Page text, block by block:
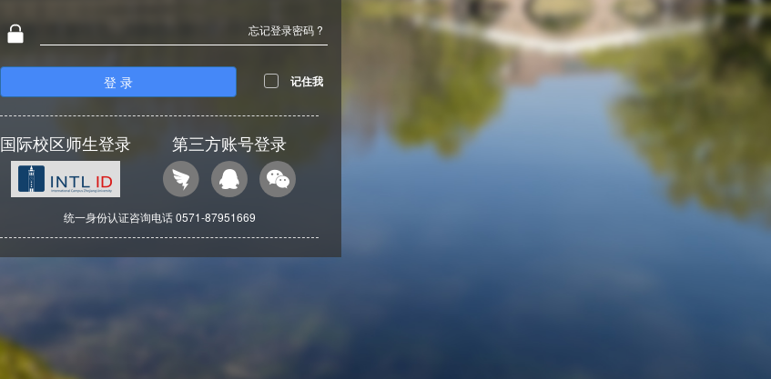
忘记登录密码 ?
登 录 记住我
国际校区师生登录 第三方账号登录
统一身份认证咨询电话 0571-87951669